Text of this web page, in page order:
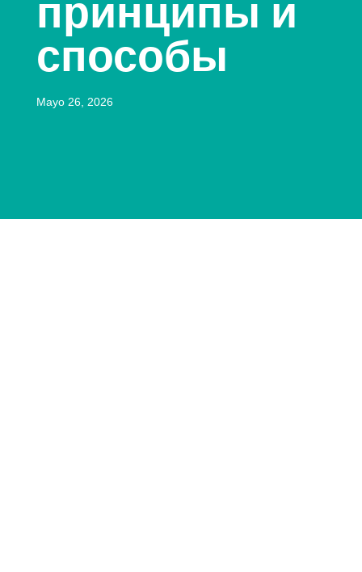
принципы и
способы
Mayo 26, 2026